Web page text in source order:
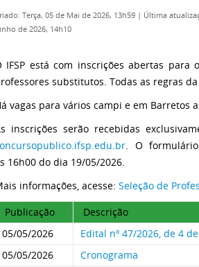
Terça, 05 de Mai de 2026, 13h59 | Última
de 2026, 14h10
IFSP está com inscrições abertas
substitutos. Todas as regras
vagas para vários campi e em Barretos
inscrições serão recebidas
. O
16h00 do dia 19/05/2026.
informações, acesse: Seleção de
Publicação
Descrição
05/05/2026
Edital nº 47/2026, de 4
05/05/2026
Cronograma